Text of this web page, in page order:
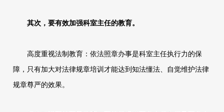
其次，要有效加强科室主任的教育。
高度重视法制教育：依法照章办事是科室主任执行力的保
障，只有加大对法律规章培训才能达到知法懂法、自觉维护法律
规章尊严的效果。